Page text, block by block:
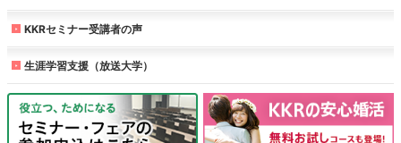
KKRセミナー受講者の声
生涯学習支援（放送大学）